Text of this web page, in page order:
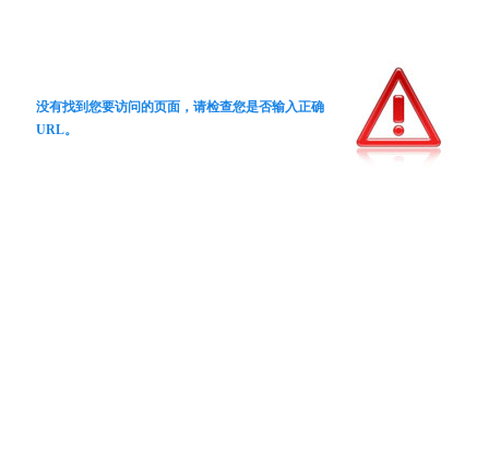
没有找到您要访问的页面，请检查您是否输入正确
URL。